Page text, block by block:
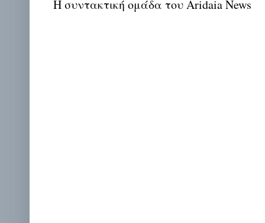
Η συντακτική ομάδα του Aridaia News